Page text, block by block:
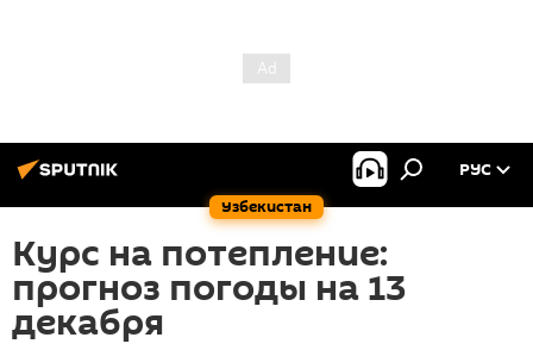
Узбекистан
РУС
Курс на потепление:
прогноз погоды на 13
декабря